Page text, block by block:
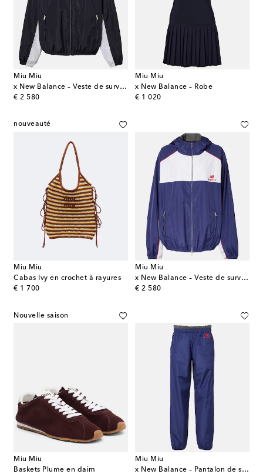
Miu Miu
x New Balance – Veste de survêtement
€ 2 580
original price
Miu Miu
x New Balance – Robe
€ 1 020
original price
nouveauté
Miu Miu
Cabas Ivy en crochet à rayures
€ 1 700
original price
Miu Miu
x New Balance – Veste de survêtement
€ 2 580
original price
Nouvelle saison
Miu Miu
Baskets Plume en daim
Miu Miu
x New Balance – Pantalon de survêtement